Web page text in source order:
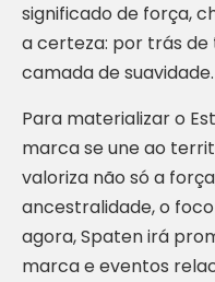
significado de força,
a certeza: por trás de
camada de suavidade.
Para materializar o
marca se une ao
valoriza não só a
ancestralidade, o
agora, Spaten irá
marca e eventos